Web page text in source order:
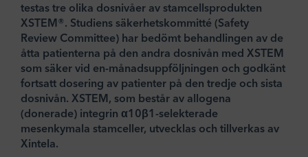
testas tre olika dosnivåer av stamcellsprodukten
XSTEM®. Studiens säkerhetskommitté (Safety
Review Committee) har bedömt behandlingen av de
åtta patienterna på den andra dosnivån med XSTEM
som säker vid en-månadsuppföljningen och godkänt
fortsatt dosering av patienter på den tredje och sista
dosnivån. XSTEM, som består av allogena
(donerade) integrin α10β1-selekterade
mesenkymala stamceller, utvecklas och tillverkas av
Xintela.